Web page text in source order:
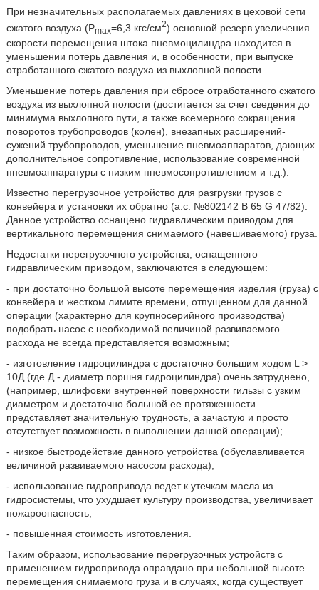
При незначительных располагаемых давлениях в цеховой сети
сжатого воздуха (Рmax=6,3 кгс/см2) основной резерв увеличения
скорости перемещения штока пневмоцилиндра находится в
уменьшении потерь давления и, в особенности, при выпуске
отработанного сжатого воздуха из выхлопной полости.
Уменьшение потерь давления при сбросе отработанного сжатого
воздуха из выхлопной полости (достигается за счет сведения до
минимума выхлопного пути, а также всемерного сокращения
поворотов трубопроводов (колен), внезапных расширений-
сужений трубопроводов, уменьшение пневмоаппаратов, дающих
дополнительное сопротивление, использование современной
пневмоаппаратуры с низким пневмосопротивлением и т.д.).
Известно перегрузочное устройство для разгрузки грузов с
конвейера и установки их обратно (а.с. №802142 В 65 G 47/82).
Данное устройство оснащено гидравлическим приводом для
вертикального перемещения снимаемого (навешиваемого) груза.
Недостатки перегрузочного устройства, оснащенного
гидравлическим приводом, заключаются в следующем:
- при достаточно большой высоте перемещения изделия (груза) с
конвейера и жестком лимите времени, отпущенном для данной
операции (характерно для крупносерийного производства)
подобрать насос с необходимой величиной развиваемого
расхода не всегда представляется возможным;
- изготовление гидроцилиндра с достаточно большим ходом L >
10Д (где Д - диаметр поршня гидроцилиндра) очень затруднено,
(например, шлифовки внутренней поверхности гильзы с узким
диаметром и достаточно большой ее протяженности
представляет значительную трудность, а зачастую и просто
отсутствует возможность в выполнении данной операции);
- низкое быстродействие данного устройства (обуславливается
величиной развиваемого насосом расхода);
- использование гидропривода ведет к утечкам масла из
гидросистемы, что ухудшает культуру производства, увеличивает
пожароопасность;
- повышенная стоимость изготовления.
Таким образом, использование перегрузочных устройств с
применением гидропривода оправдано при небольшой высоте
перемещения снимаемого груза и в случаях, когда существует